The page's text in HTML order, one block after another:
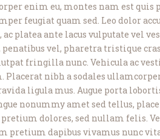
enim eu, montes nam est
feugiat quam sed. Leo dolor
platea ante lacus vulputate vel
vel, pharetra tristique
fringilla nunc. Vehicula ac
nibh a sodales
ligula mus. Augue porta
nonummy amet sed tellus,
pretium dolores, sed nullam felis.
pretium dapibus vivamus nunc